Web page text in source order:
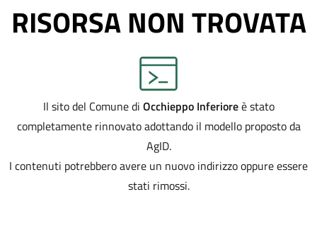
RISORSA NON TROVATA
Il sito del Comune di Occhieppo Inferioreè stato
completamente rinnovato adottando il modello proposto da
AgID.
I contenuti potrebbero avere un nuovo indirizzo oppure essere
stati rimossi.